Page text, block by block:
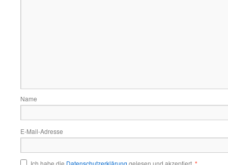
Name
E-Mail-Adresse
Ich habe die Datenschutzerklärung gelesen und akzeptiert.